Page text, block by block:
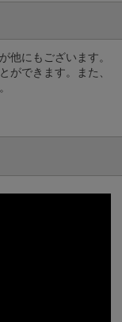
他にもございます。
ができます。また、